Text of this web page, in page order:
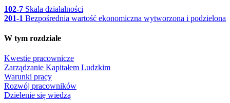
102-7 Skala działalności
201-1 Bezpośrednia wartość ekonomiczna wytworzona i podzielona
W tym rozdziale
Kwestie pracownicze
Zarządzanie Kapitałem Ludzkim
Warunki pracy
Rozwój pracowników
Dzielenie się wiedzą